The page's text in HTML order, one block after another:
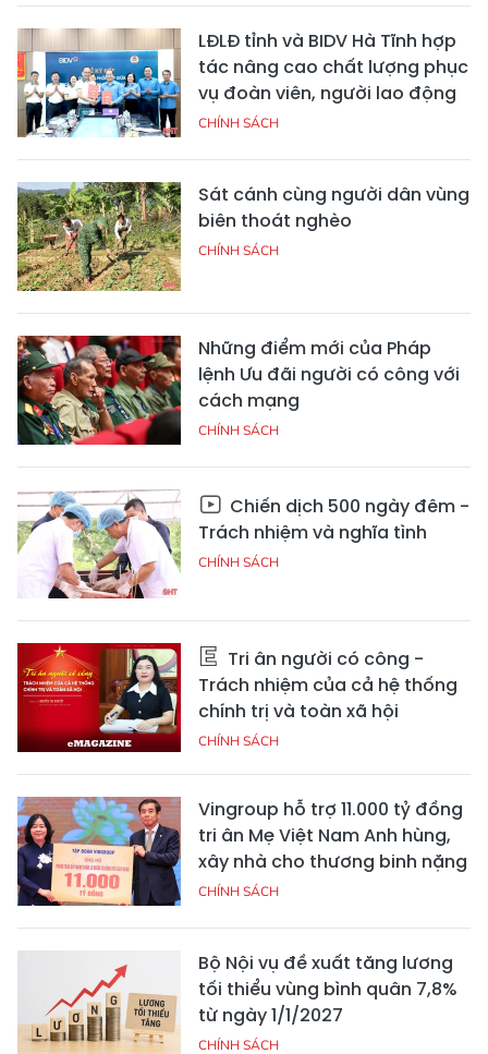
LĐLĐ tỉnh và BIDV Hà Tĩnh hợp
tác nâng cao chất lượng phục
vụ đoàn viên, người lao động
CHÍNH SÁCH
Sát cánh cùng người dân vùng
biên thoát nghèo
CHÍNH SÁCH
Những điểm mới của Pháp
lệnh Ưu đãi người có công với
cách mạng
CHÍNH SÁCH
Chiến dịch 500 ngày đêm -
Trách nhiệm và nghĩa tình
CHÍNH SÁCH
Tri ân người có công -
Trách nhiệm của cả hệ thống
chính trị và toàn xã hội
CHÍNH SÁCH
Vingroup hỗ trợ 11.000 tỷ đồng
tri ân Mẹ Việt Nam Anh hùng,
xây nhà cho thương binh nặng
CHÍNH SÁCH
Bộ Nội vụ đề xuất tăng lương
tối thiểu vùng bình quân 7,8%
từ ngày 1/1/2027
CHÍNH SÁCH